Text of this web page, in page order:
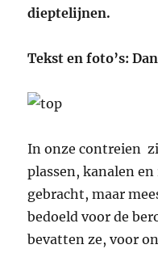
dieptelijnen.
Tekst en foto’s:
In onze contreien
plassen, kanalen
gebracht, maar
bedoeld voor de
bevatten ze, voor